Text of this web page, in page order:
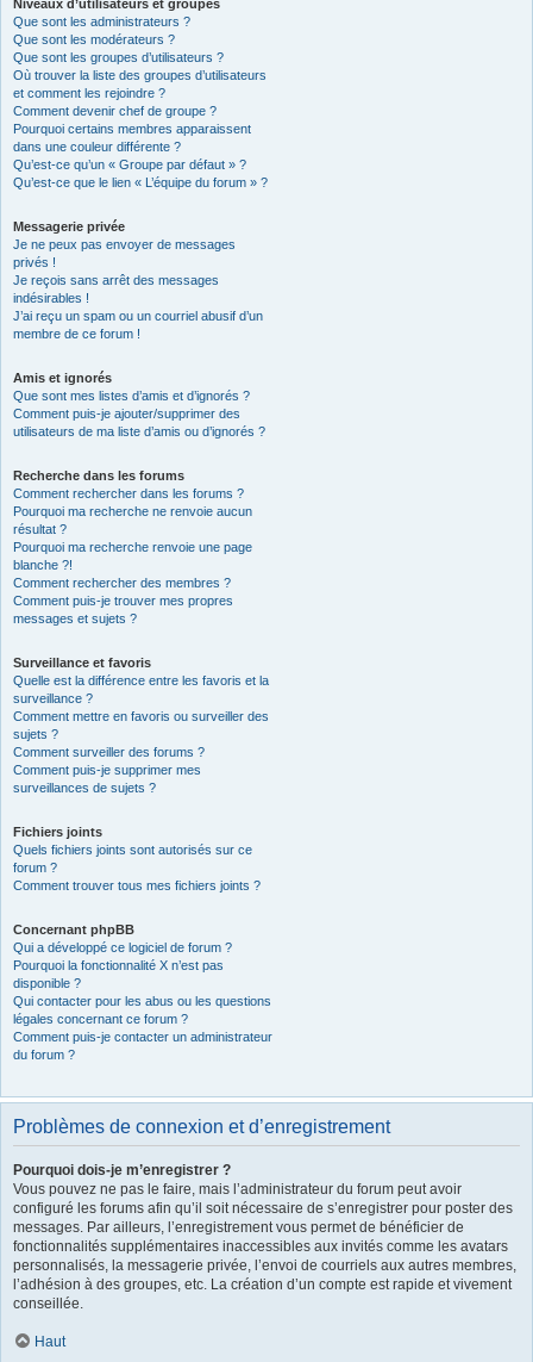
Niveaux d’utilisateurs et groupes
Que sont les administrateurs ?
Que sont les modérateurs ?
Que sont les groupes d’utilisateurs ?
Où trouver la liste des groupes d’utilisateurs
et comment les rejoindre ?
Comment devenir chef de groupe ?
Pourquoi certains membres apparaissent
dans une couleur différente ?
Qu’est-ce qu’un « Groupe par défaut » ?
Qu’est-ce que le lien « L’équipe du forum » ?
Messagerie privée
Je ne peux pas envoyer de messages
privés !
Je reçois sans arrêt des messages
indésirables !
J’ai reçu un spam ou un courriel abusif d’un
membre de ce forum !
Amis et ignorés
Que sont mes listes d’amis et d’ignorés ?
Comment puis-je ajouter/supprimer des
utilisateurs de ma liste d’amis ou d’ignorés ?
Recherche dans les forums
Comment rechercher dans les forums ?
Pourquoi ma recherche ne renvoie aucun
résultat ?
Pourquoi ma recherche renvoie une page
blanche ?!
Comment rechercher des membres ?
Comment puis-je trouver mes propres
messages et sujets ?
Surveillance et favoris
Quelle est la différence entre les favoris et la
surveillance ?
Comment mettre en favoris ou surveiller des
sujets ?
Comment surveiller des forums ?
Comment puis-je supprimer mes
surveillances de sujets ?
Fichiers joints
Quels fichiers joints sont autorisés sur ce
forum ?
Comment trouver tous mes fichiers joints ?
Concernant phpBB
Qui a développé ce logiciel de forum ?
Pourquoi la fonctionnalité X n’est pas
disponible ?
Qui contacter pour les abus ou les questions
légales concernant ce forum ?
Comment puis-je contacter un administrateur
du forum ?
Problèmes de connexion et d’enregistrement
Pourquoi dois-je m’enregistrer ?
Vous pouvez ne pas le faire, mais l’administrateur du forum peut avoir
configuré les forums afin qu’il soit nécessaire de s’enregistrer pour poster des
messages. Par ailleurs, l’enregistrement vous permet de bénéficier de
fonctionnalités supplémentaires inaccessibles aux invités comme les avatars
personnalisés, la messagerie privée, l’envoi de courriels aux autres membres,
l’adhésion à des groupes, etc. La création d’un compte est rapide et vivement
conseillée.
Haut